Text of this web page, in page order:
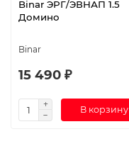
Binar ЭРГ/ЭВНАП 1.5
Домино
Binar
15 490 ₽
В корзину